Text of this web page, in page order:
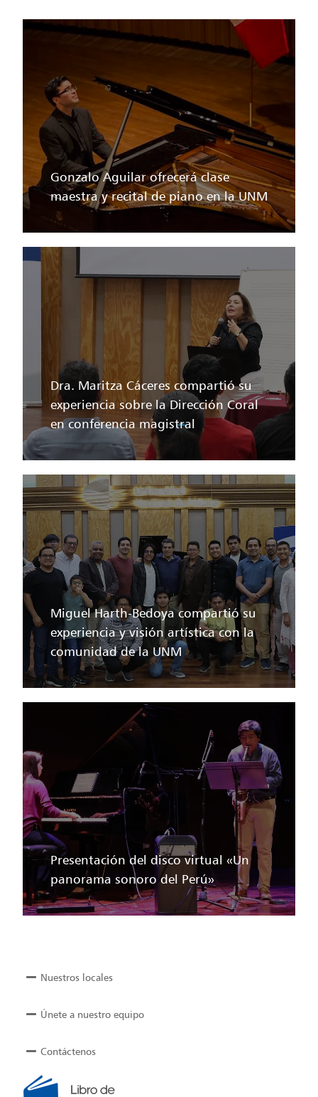
Gonzalo Aguilar ofrecerá clase
maestra y recital de piano en la UNM
Dra. Maritza Cáceres compartió su
experiencia sobre la Dirección Coral
en conferencia magistral
Miguel Harth-Bedoya compartió su
experiencia y visión artística con la
comunidad de la UNM
Presentación del disco virtual «Un
panorama sonoro del Perú»
Nuestros locales
Únete a nuestro equipo
Contáctenos